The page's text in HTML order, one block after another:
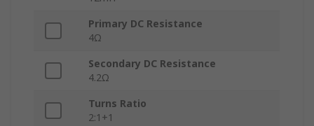
Primary DC Resistance
4Ω
Secondary DC Resistance
4.2Ω
Turns Ratio
2:1+1